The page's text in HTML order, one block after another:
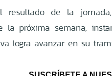
resultado de la
la próxima semana,
logra avanzar en su